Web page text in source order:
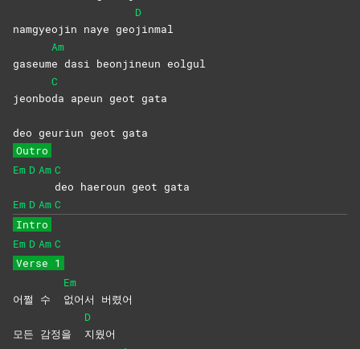
namgyeojin naye geo
D
jinmal
gaseum
Am
e dasi beonjineun eolgul
jeonbo
C
da apeun geot gata
deo geuriun geot gata
Outro
Em D Am C
deo haeroun geot gata
Em D Am C
Intro
Em D Am C
Verse 1
어쩔 수
Em
없어서 버렸어
모든 감정을
D
지웠어